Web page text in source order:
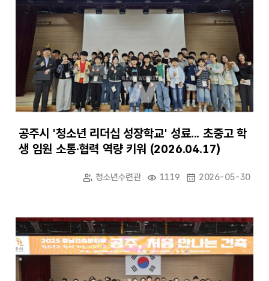
공주시 '청소년 리더십 성장학교' 성료... 초중고 학
생 임원 소통·협력 역량 키워 (2026.04.17)
청소년수련관 1119 2026-05-30